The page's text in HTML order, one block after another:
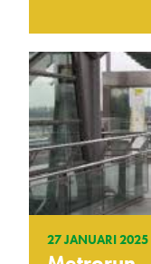
27 JANUARI 2025